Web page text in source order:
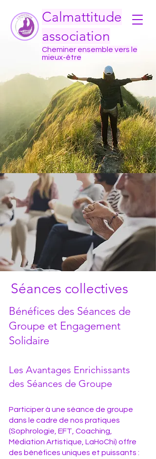
Calmattitude
association
Cheminer ensemble vers le
mieux-être
Séances collectives
Bénéfices des Séances de
Groupe et Engagement
Solidaire
Les Avantages Enrichissants
des Séances de Groupe
Participer à une séance de groupe
dans le cadre de nos pratiques
(Sophrologie, EFT, Coaching,
Médiation Artistique, LaHoChi) offre
des bénéfices uniques et puissants :